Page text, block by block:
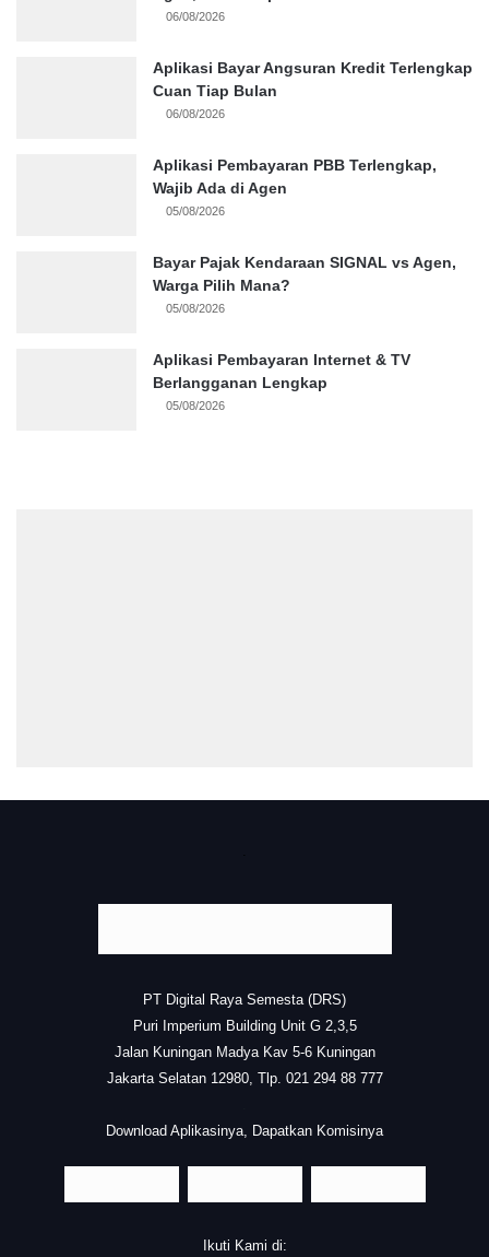
06/08/2026
Aplikasi Bayar Angsuran Kredit Terlengkap
Cuan Tiap Bulan
06/08/2026
Aplikasi Pembayaran PBB Terlengkap,
Wajib Ada di Agen
05/08/2026
Bayar Pajak Kendaraan SIGNAL vs Agen,
Warga Pilih Mana?
05/08/2026
Aplikasi Pembayaran Internet & TV
Berlangganan Lengkap
05/08/2026
PT Digital Raya Semesta (DRS)
Puri Imperium Building Unit G 2,3,5
Jalan Kuningan Madya Kav 5-6 Kuningan
Jakarta Selatan 12980, Tlp. 021 294 88 777
Download Aplikasinya, Dapatkan Komisinya
Ikuti Kami di: